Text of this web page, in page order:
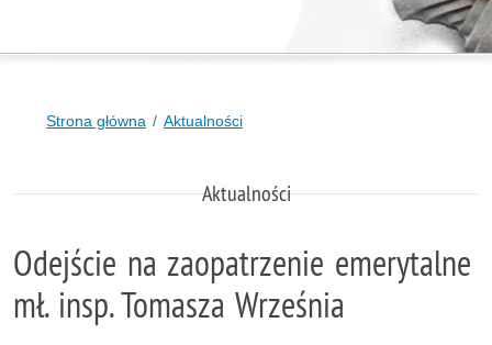
Strona główna Aktualności
Aktualności
Odejście na zaopatrzenie emerytalne
mł. insp. Tomasza Września